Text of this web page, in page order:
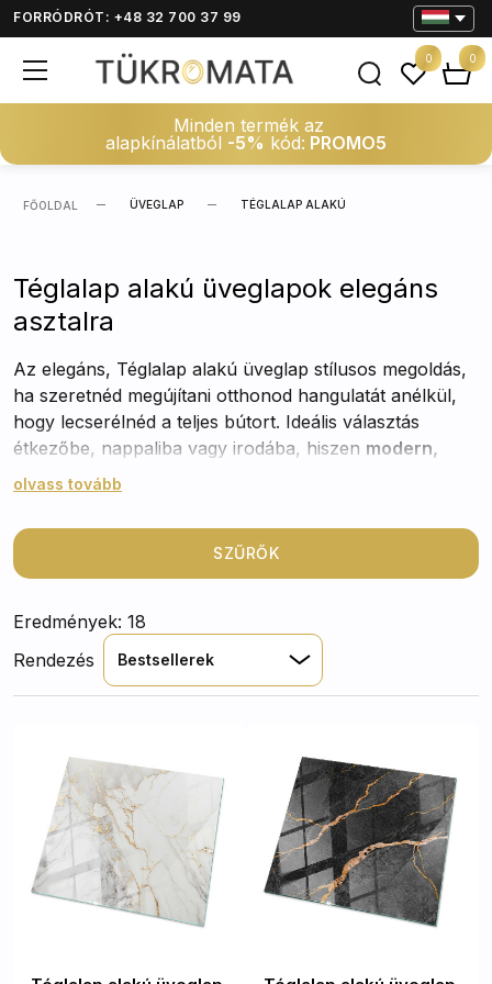
FORRÓDRÓT: +48 32 700 37 99
Minden termék az
alapkínálatból -5% kód: PROMO5
0 0
FŐOLDAL ÜVEGLAP TÉGLALAP ALAKÚ
Téglalap alakú üveglapok elegáns
asztalra
Az elegáns, Téglalap alakú üveglap stílusos megoldás,
ha szeretnéd megújítani otthonod hangulatát anélkül,
hogy lecserélnéd a teljes bútort. Ideális választás
étkezőbe, nappaliba vagy irodába, hiszen modern,
mégis időtálló megjelenést
alakítják át az asztalra üveglapok a mindennapi
olvass tovább
SZŰRŐK
Eredmények: 18
Rendezés
Bestsellerek